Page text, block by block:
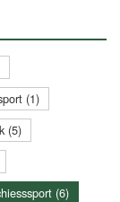
(1)
(5)
(6)